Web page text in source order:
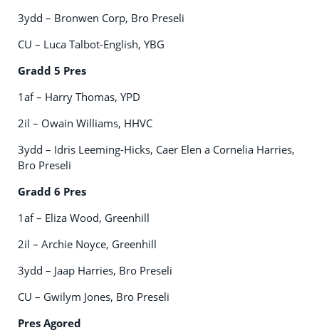
3ydd – Bronwen Corp, Bro Preseli
CU – Luca Talbot-English, YBG
Gradd 5 Pres
1af – Harry Thomas, YPD
2il – Owain Williams, HHVC
3ydd – Idris Leeming-Hicks, Caer Elen a Cornelia Harries,
Bro Preseli
Gradd 6 Pres
1af – Eliza Wood, Greenhill
2il – Archie Noyce, Greenhill
3ydd – Jaap Harries, Bro Preseli
CU – Gwilym Jones, Bro Preseli
Pres Agored